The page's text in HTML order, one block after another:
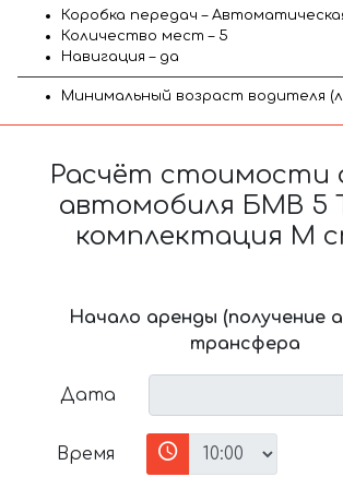
Коробка передач –
Количество мест – 5
Навигация – да
Минимальный возраст водителя
Расчёт стоимости
автомобиля БМВ 5
комплектация М
Начало аренды (получение
трансфера
Дата
Время